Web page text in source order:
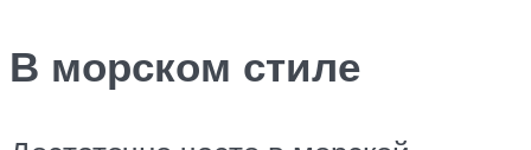
В морском стиле